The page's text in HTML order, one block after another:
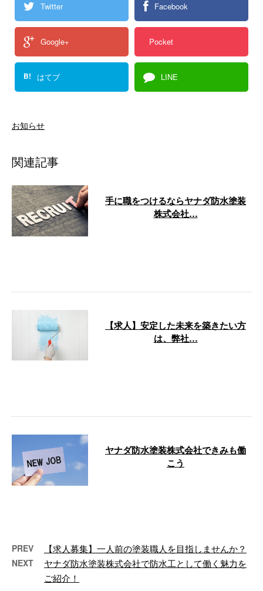
Twitter Facebook
Google+ Pocket
B! はてブ LINE
お知らせ
関連記事
手に職をつけるならヤナダ防水塗装
株式会社…
【求人】安定した未来を築きたい方
は、弊社…
ヤナダ防水塗装株式会社できみも働
こう
PREV 【求人募集】一人前の塗装職人を目指しませんか？
NEXT
ヤナダ防水塗装株式会社で防水工として働く魅力を
ご紹介！